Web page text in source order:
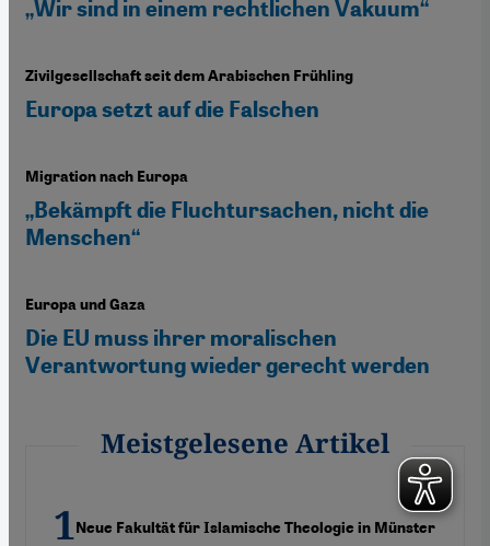
„Wir sind in einem rechtlichen Vakuum“
Zivilgesellschaft seit dem Arabischen Frühling
Europa setzt auf die Falschen
Migration nach Europa
„Bekämpft die Fluchtursachen, nicht die
Menschen“
Europa und Gaza
Die EU muss ihrer moralischen
Verantwortung wieder gerecht werden
Meistgelesene Artikel
Neue Fakultät für Islamische Theologie in Münster